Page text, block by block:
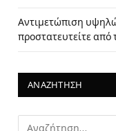
Αντιμετώπιση
προστατευτείτε από
ΑΝΑΖΗΤΗΣΗ